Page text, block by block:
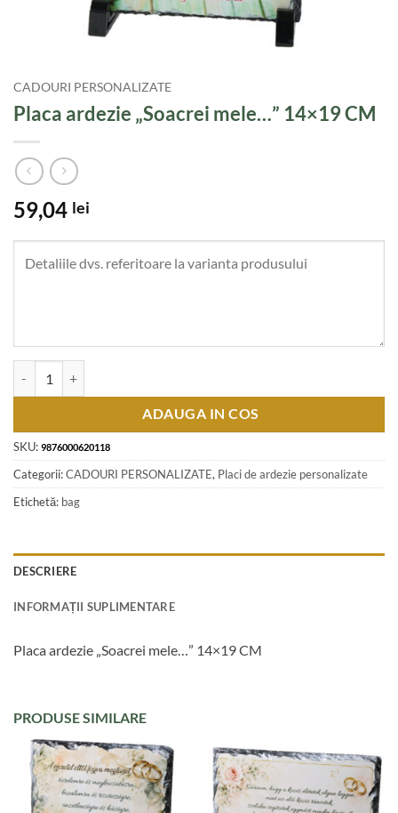
CADOURI PERSONALIZATE
Placa ardezie „Soacrei mele…” 14×19 CM
59,04 lei
ADAUGA IN COS
SKU: 9876000620118
Categorii:CADOURI PERSONALIZATE, Placi de ardezie personalizate
Etichetă: bag
DESCRIERE
INFORMAȚII SUPLIMENTARE
Placa ardezie „Soacrei mele…” 14×19 CM
PRODUSE SIMILARE